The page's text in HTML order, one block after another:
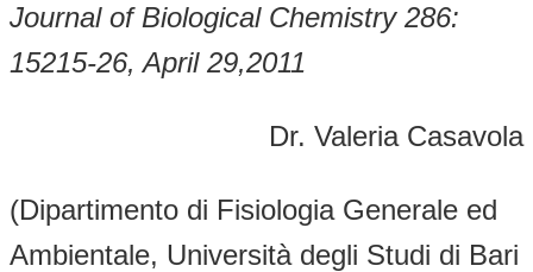
Journal of Biological Chemistry 286:
15215-26, April 29,2011
Dr. Valeria Casavola
(Dipartimento di Fisiologia Generale ed
Ambientale, Università degli Studi di Bari